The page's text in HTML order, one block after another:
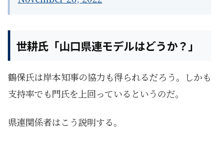
世耕氏「山口県連モデルはどうか？」
鶴保氏は岸本知事の協力も得られるだろう。しかも
支持率でも門氏を上回っているというのだ。
県連関係者はこう説明する。